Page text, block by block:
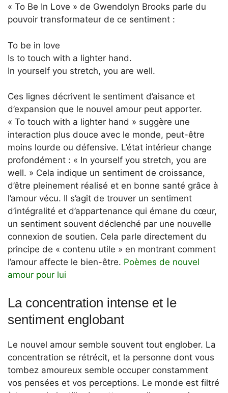
« To Be In Love » de Gwendolyn Brooks parle du
pouvoir transformateur de ce sentiment :
To be in love
Is to touch with a lighter hand.
In yourself you stretch, you are well.
Ces lignes décrivent le sentiment d’aisance et
d’expansion que le nouvel amour peut apporter.
« To touch with a lighter hand » suggère une
interaction plus douce avec le monde, peut-être
moins lourde ou défensive. L’état intérieur change
profondément : « In yourself you stretch, you are
well. » Cela indique un sentiment de croissance,
d’être pleinement réalisé et en bonne santé grâce à
l’amour vécu. Il s’agit de trouver un sentiment
d’intégralité et d’appartenance qui émane du cœur,
un sentiment souvent déclenché par une nouvelle
connexion de soutien. Cela parle directement du
principe de « contenu utile » en montrant comment
l’amour affecte le bien-être. Poèmes de nouvel
amour pour lui
La concentration intense et le
sentiment englobant
Le nouvel amour semble souvent tout englober. La
concentration se rétrécit, et la personne dont vous
tombez amoureux semble occuper constamment
vos pensées et vos perceptions. Le monde est filtré